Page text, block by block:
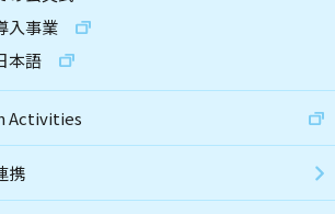
入事業
本語
Activities
携